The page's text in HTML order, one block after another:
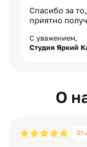
Спасибо за
приятно
С уважением,
Студия Яркий
О
07